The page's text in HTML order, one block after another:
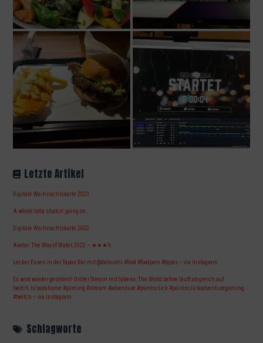
Letzte Artikel
Digitale Weihnachtskarte 2023
A whole lotta shakin‘ going on…
Digitale Weihnachtskarte 2022
Avatar: The Way of Water, 2022 – ★★★½
Lecker Essen in der Tapas Bar mit @dancorni #food #foodporn #tapas – via Instagram
Es wird wieder geströmt! Dritter Stream mit Syberia: The World before läuft ab gleich auf
twitch.tv/yodahome #gaming #stream #adventure #pointnclick #pointnclickadventuregaming
#twitch – via Instagram
Schlagworte